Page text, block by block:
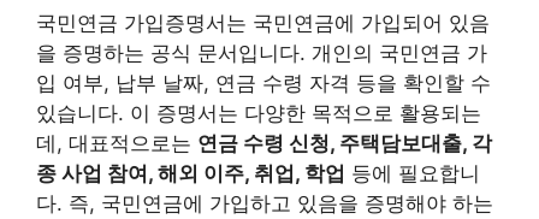
국민연금 가입증명서는 국민연금에 가입되어 있음
을 증명하는 공식 문서입니다. 개인의 국민연금 가
입 여부, 납부 날짜, 연금 수령 자격 등을 확인할 수
있습니다. 이 증명서는 다양한 목적으로 활용되는
데, 대표적으로는 연금 수령 신청, 주택담보대출, 각
종 사업 참여, 해외 이주, 취업, 학업 등에 필요합니
다. 즉, 국민연금에 가입하고 있음을 증명해야 하는